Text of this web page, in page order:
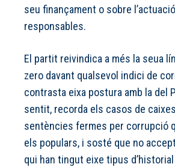
seu finançament o sobre
responsables.
El partit reivindica a més la seua
zero davant qualsevol indici de
contrasta eixa postura amb la del
sentit, recorda els casos de
sentències fermes per corrupció
els populars, i sosté que no
qui han tingut eixe tipus